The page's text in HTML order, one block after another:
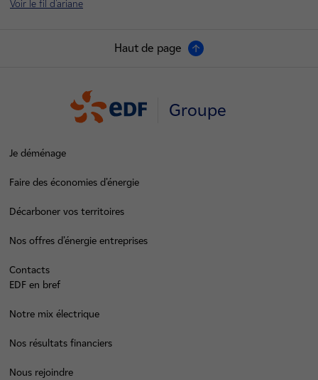
Voir le fil d'ariane
Haut de page
Groupe
Je déménage
Faire des économies d’énergie
Décarboner vos territoires
Nos offres d’énergie entreprises
Contacts
EDF en bref
Notre mix électrique
Nos résultats financiers
Nous rejoindre